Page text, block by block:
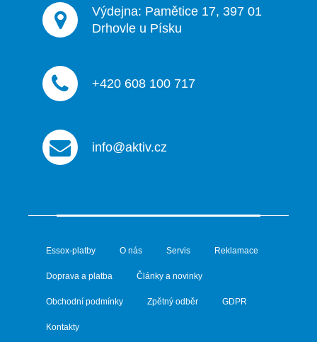
Výdejna: Pamětice 17, 397 01
Drhovle u Písku
+420 608 100 717
info@aktiv.cz
Essox-platby O nás Servis Reklamace
Doprava a platba Články a novinky
Obchodní podmínky Zpětný odběr GDPR
Kontakty